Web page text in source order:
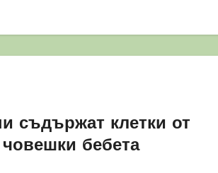
съдържат клетки от
бебета